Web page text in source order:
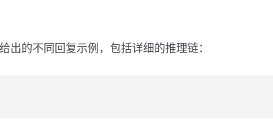
的不同回复示例，包括详细的推理链：